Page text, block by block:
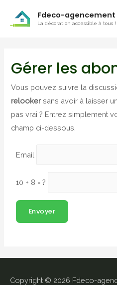
Fdeco-agencement
La décoration accessible à tous !
Gérer les
Vous pouvez suivre la
relookersans avoir à laisser
pas vrai ? Entrez simplement
champ ci-dessous.
Email
10 + 8 = ?
Copyright © 2026 Fdeco-